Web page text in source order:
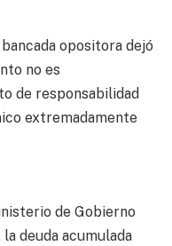
opositora dejó
no es
de responsabilidad
extremadamente
de Gobierno
deuda acumulada